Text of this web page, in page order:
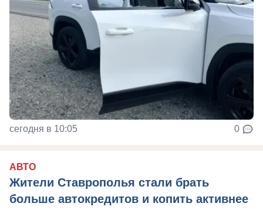
сегодня в 10:05 0
АВТО
Жители Ставрополья стали брать
больше автокредитов и копить активнее